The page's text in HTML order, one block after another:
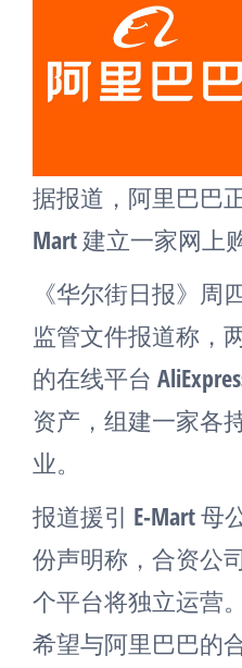
据报道，阿里巴巴
Mart 建立一家网上
《华尔街日报》周
监管文件报道称，
的在线平台
资产，组建一家各
业。
报道援引 E-Mart 母
份声明称，合资公
个平台将独立运营
希望与阿里巴巴的